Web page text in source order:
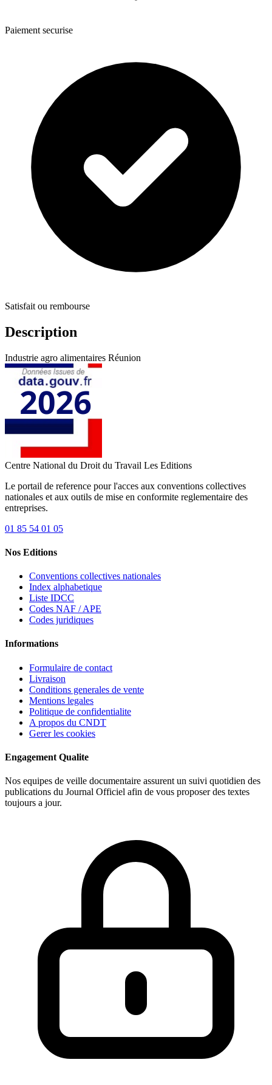
Paiement securise
Satisfait ou rembourse
Description
Industrie agro alimentaires Réunion
Centre National du Droit du Travail Les Editions
Le portail de reference pour l'acces aux conventions collectives
nationales et aux outils de mise en conformite reglementaire des
entreprises.
01 85 54 01 05
Nos Editions
Conventions collectives nationales
Index alphabetique
Liste IDCC
Codes NAF / APE
Codes juridiques
Informations
Formulaire de contact
Livraison
Conditions generales de vente
Mentions legales
Politique de confidentialite
A propos du CNDT
Gerer les cookies
Engagement Qualite
Nos equipes de veille documentaire assurent un suivi quotidien des
publications du Journal Officiel afin de vous proposer des textes
toujours a jour.